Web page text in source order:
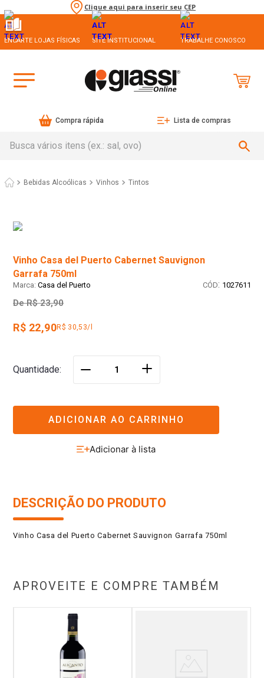
Clique aqui para inserir seu CEP
ENCARTE LOJAS FÍSICAS SITE INSTITUCIONAL TRABALHE CONOSCO
Compra rápida Lista de compras
Bebidas Alcoólicas Vinhos Tintos
Vinho Casa del Puerto Cabernet Sauvignon
Garrafa 750ml
Casa del Puerto : 1027611
De R$ 23,90
R$ 22,90R$ 30,53/l
Quantidade ＋
ADICIONAR AO CARRINHO
DESCRIÇÃO DO PRODUTO
Vinho Casa del Puerto Cabernet Sauvignon Garrafa 750ml
APROVEITE E COMPRE TAMBÉM